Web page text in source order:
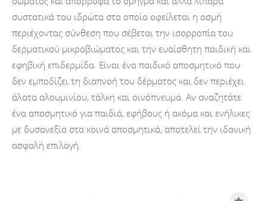
συστατικά του ιδρώτα στα οποία οφείλεται η οσμή
περιέχοντας σύνθεση που σέβεται την ισορροπία του
δερματικού μικροβιώματος και την ευαίσθητη παιδική και
εφηβική επιδερμίδα. Είναι ένα παιδικό αποσμητικό που
δεν εμποδίζει τη διαπνοή του δέρματος και δεν περιέχει
άλατα αλουμινίου, τάλκη και οινόπνευμα. Αν αναζητάτε
ένα αποσμητικό για παιδιά, εφήβους ή ακόμα και ενήλικες
με δυσανεξία στα κοινά αποσμητικά, αποτελεί την ιδανική
ασφαλή επιλογή.